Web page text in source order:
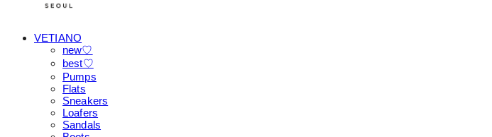
VETIANO
new♡
best♡
Pumps
Flats
Sneakers
Loafers
Sandals